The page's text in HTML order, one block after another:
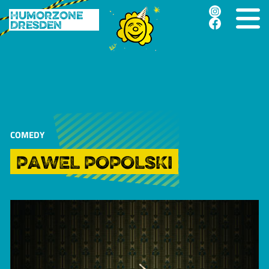
Humorzone
Dresden
COMEDY
PAWEL POPOLSKI